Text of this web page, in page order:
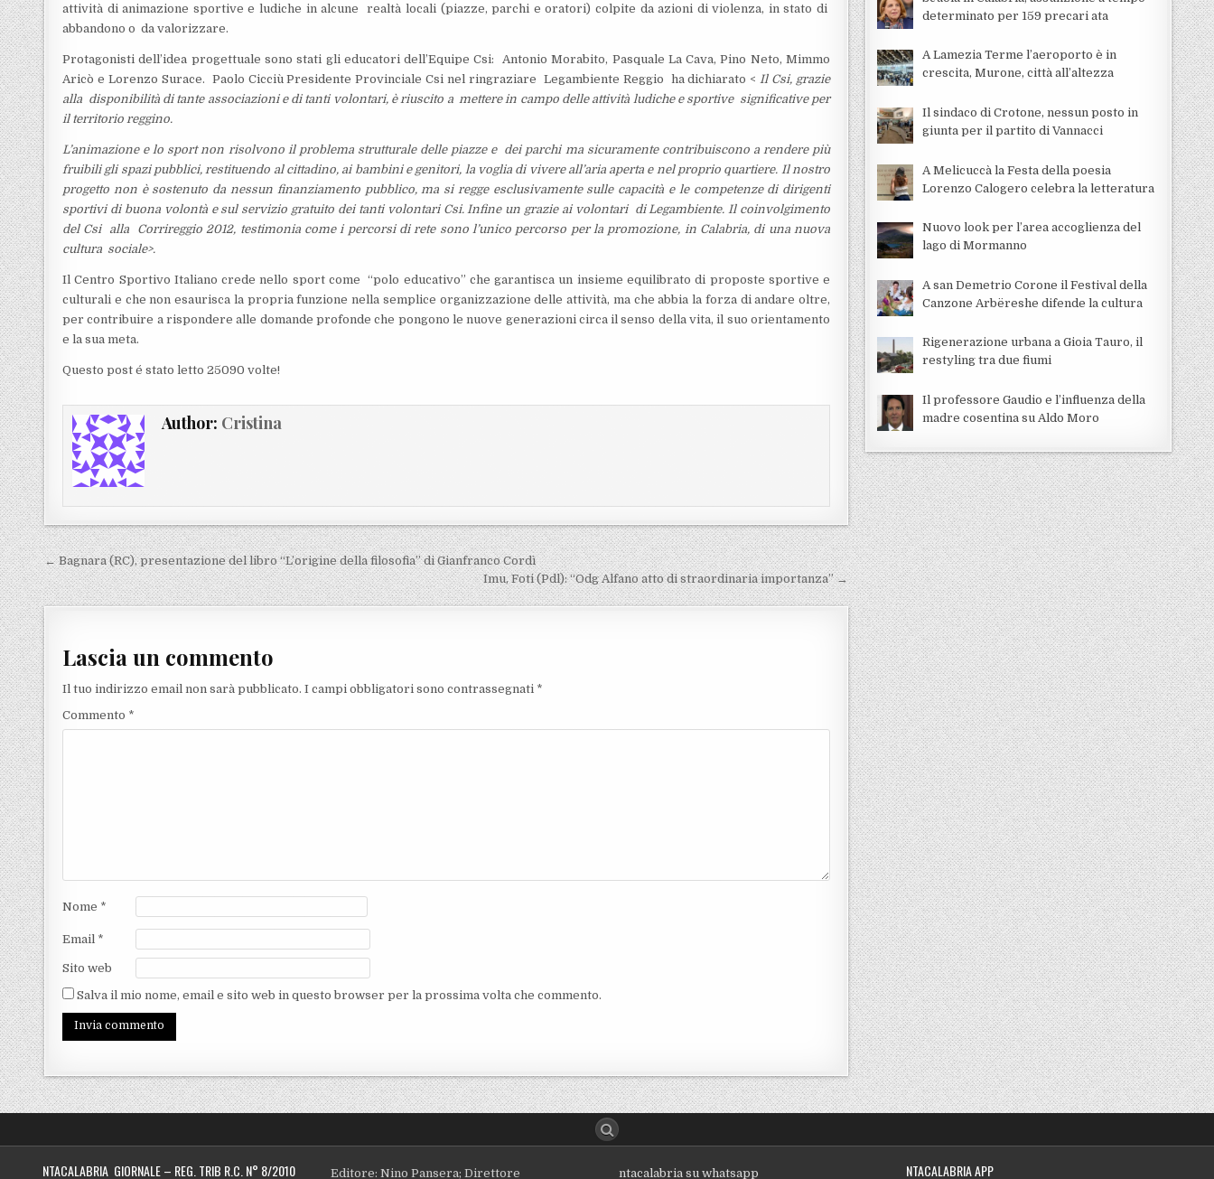
attività di animazione sportive e ludiche in alcune realtà locali (piazze, parchi e oratori) colpite da azioni di violenza, in stato di
abbandono o da valorizzare.
Protagonisti dell’idea progettuale sono stati gli educatori dell’Equipe Csi: Antonio Morabito, Pasquale La Cava, Pino Neto, Mimmo
Aricò e Lorenzo Surace. Paolo Cicciù Presidente Provinciale Csi nel ringraziare Legambiente Reggio ha dichiarato < Il Csi, grazie
alla disponibilità di tante associazioni e di tanti volontari, è riuscito a mettere in campo delle attività ludiche e sportive significative per
il territorio reggino.
L’animazione e lo sport non risolvono il problema strutturale delle piazze e dei parchi ma sicuramente contribuiscono a rendere più
fruibili gli spazi pubblici, restituendo al cittadino, ai bambini e genitori, la voglia di vivere all’aria aperta e nel proprio quartiere. Il nostro
progetto non è sostenuto da nessun finanziamento pubblico, ma si regge esclusivamente sulle capacità e le competenze di dirigenti
sportivi di buona volontà e sul servizio gratuito dei tanti volontari Csi. Infine un grazie ai volontari di Legambiente. Il coinvolgimento
del Csi alla Corrireggio 2012, testimonia come i percorsi di rete sono l’unico percorso per la promozione, in Calabria, di una nuova
cultura sociale>.
Il Centro Sportivo Italiano crede nello sport come “polo educativo” che garantisca un insieme equilibrato di proposte sportive e
culturali e che non esaurisca la propria funzione nella semplice organizzazione delle attività, ma che abbia la forza di andare oltre,
per contribuire a rispondere alle domande profonde che pongono le nuove generazioni circa il senso della vita, il suo orientamento
e la sua meta.
Questo post é stato letto 25090 volte!
Author: Cristina
Navigazione articoli
← Bagnara (RC), presentazione del libro “L’origine della filosofia” di Gianfranco Cordì
Imu, Foti (Pdl): “Odg Alfano atto di straordinaria importanza” →
Lascia un commento
Il tuo indirizzo email non sarà pubblicato. I campi obbligatori sono contrassegnati *
Commento *
Nome *
Email *
Sito web
Salva il mio nome, email e sito web in questo browser per la prossima volta che commento.
determinato per 159 precari ata
A Lamezia Terme l’aeroporto è in
crescita, Murone, città all’altezza
Il sindaco di Crotone, nessun posto in
giunta per il partito di Vannacci
A Melicuccà la Festa della poesia
Lorenzo Calogero celebra la letteratura
Nuovo look per l’area accoglienza del
lago di Mormanno
A san Demetrio Corone il Festival della
Canzone Arbëreshe difende la cultura
Rigenerazione urbana a Gioia Tauro, il
restyling tra due fiumi
Il professore Gaudio e l’influenza della
madre cosentina su Aldo Moro
NTACALABRIA GIORNALE – REG. TRIB R.C. N° 8/2010 Editore: Nino Pansera; Direttore ntacalabria su whatsapp NTACALABRIA APP